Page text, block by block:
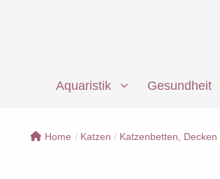
Aquaristik Gesundheit
Home / Katzen / Katzenbetten, Decken